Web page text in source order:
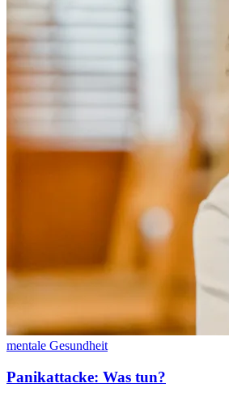
mentale Gesundheit
Panikattacke: Was tun?